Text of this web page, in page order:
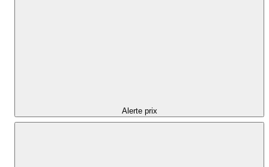
Alerte prix